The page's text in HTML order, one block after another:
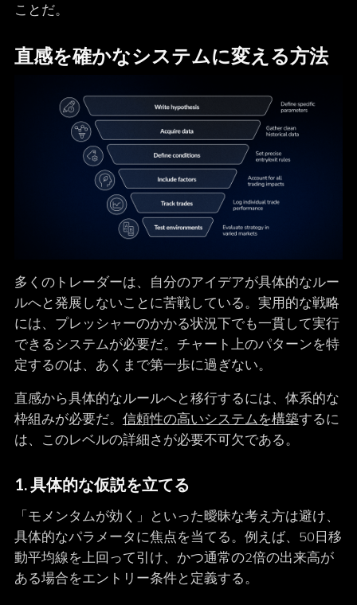
ことだ。
直感を確かなシステムに変える方法
多くのトレーダーは、自分のアイデアが具体的なルー
ルへと発展しないことに苦戦している。実用的な戦略
には、プレッシャーのかかる状況下でも一貫して実行
できるシステムが必要だ。チャート上のパターンを特
定するのは、あくまで第一歩に過ぎない。
直感から具体的なルールへと移行するには、体系的な
枠組みが必要だ。 信頼性の高いシステムを構築するに
は、このレベルの詳細さが必要不可欠である。
1. 具体的な仮説を立てる
「モメンタムが効く」といった曖昧な考え方は避け、
具体的なパラメータに焦点を当てる。例えば、50日移
動平均線を上回って引け、かつ通常の2倍の出来高が
ある場合をエントリー条件と定義する。